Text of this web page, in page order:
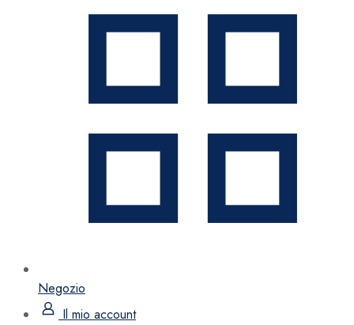
Negozio
Il mio account